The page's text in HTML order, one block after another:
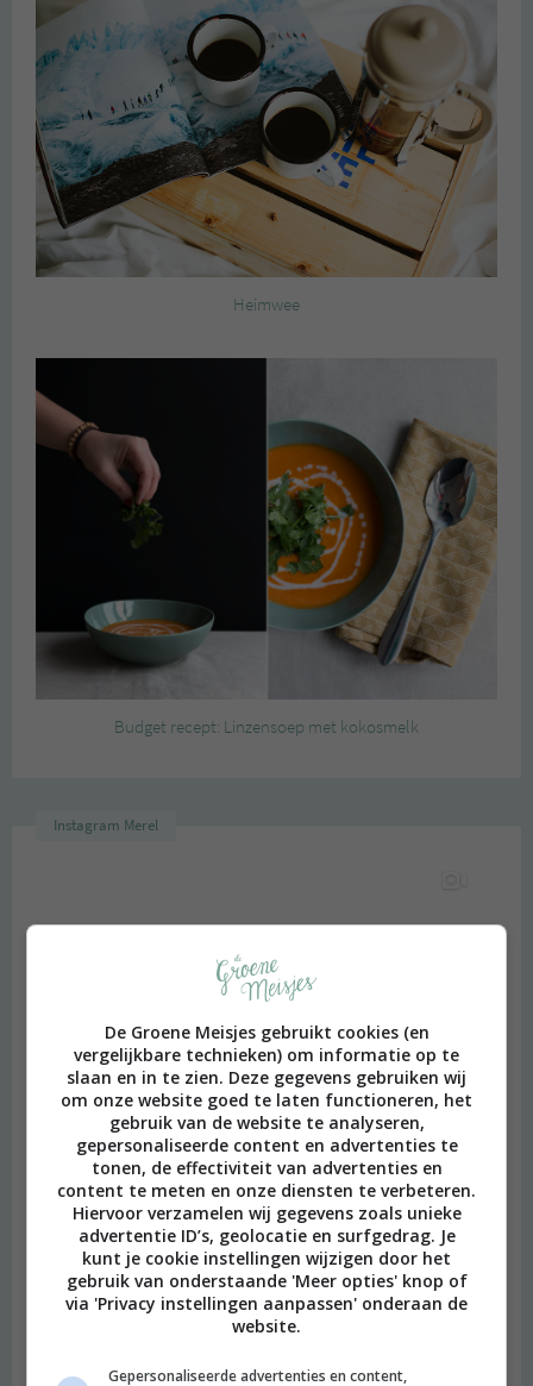
Heimwee
Budget recept: Linzensoep met kokosmelk
Instagram Merel
De Groene Meisjes gebruikt cookies (en
vergelijkbare technieken) om informatie op te
slaan en in te zien. Deze gegevens gebruiken wij
om onze website goed te laten functioneren, het
gebruik van de website te analyseren,
gepersonaliseerde content en advertenties te
tonen, de effectiviteit van advertenties en
content te meten en onze diensten te verbeteren.
Hiervoor verzamelen wij gegevens zoals unieke
advertentie ID’s, geolocatie en surfgedrag. Je
kunt je cookie instellingen wijzigen door het
gebruik van onderstaande 'Meer opties' knop of
via 'Privacy instellingen aanpassen' onderaan de
website.
Gepersonaliseerde advertenties en content,